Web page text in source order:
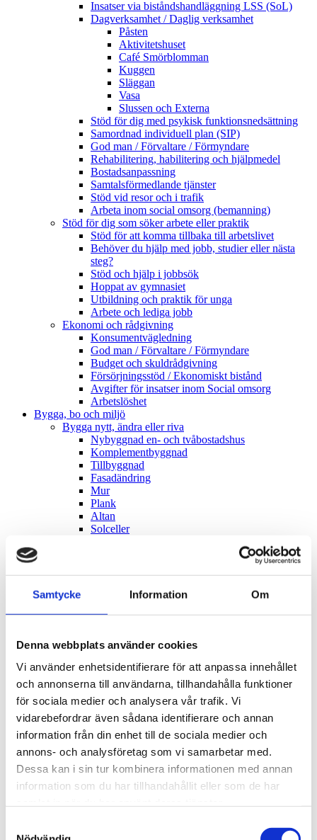
Samtycke Information Om
Denna webbplats använder cookies
Vi använder enhetsidentifierare för att anpassa innehållet
och annonserna till användarna, tillhandahålla funktioner
för sociala medier och analysera vår trafik. Vi
vidarebefordrar även sådana identifierare och annan
information från din enhet till de sociala medier och
annons- och analysföretag som vi samarbetar med.
Dessa kan i sin tur kombinera informationen med annan
information som du har tillhandahållit eller som de har
Insatser via biståndshandläggning LSS (SoL)
Dagverksamhet / Daglig verksamhet
Påsten
Aktivitetshuset
Café Smörblomman
Kuggen
Släggan
Vasa
Slussen och Externa
Stöd för dig med psykisk funktionsnedsättning
Samordnad individuell plan (SIP)
God man / Förvaltare / Förmyndare
Rehabilitering, habilitering och hjälpmedel
Bostadsanpassning
Samtalsförmedlande tjänster
Stöd vid resor och i trafik
Arbeta inom social omsorg (bemanning)
Stöd för dig som söker arbete eller praktik
Stöd för att komma tillbaka till arbetslivet
Behöver du hjälp med jobb, studier eller nästa
steg?
Stöd och hjälp i jobbsök
Hoppat av gymnasiet
Utbildning och praktik för unga
Arbete och lediga jobb
Ekonomi och rådgivning
Konsumentvägledning
God man / Förvaltare / Förmyndare
Budget och skuldrådgivning
Försörjningsstöd / Ekonomiskt bistånd
Avgifter för insatser inom Social omsorg
Arbetslöshet
Bygga, bo och miljö
Bygga nytt, ändra eller riva
Nybyggnad en- och tvåbostadshus
Komplementbyggnad
Tillbyggnad
Fasadändring
Mur
Plank
Altan
Solceller
Eldstad
Nybyggnad av flerbostadshus
Markarbeten
Parkeringsplatser
Ändrad användning
Säsongslov
Tidsbegränsat bygglov
Transformatorstation
Förhandsbesked
Installation eller ändring av hiss
Installation eller ändring av ventilation
Uteservering
Vatten och avlopp – installation eller väsentlig
ändring av en anläggning
Strandskydd